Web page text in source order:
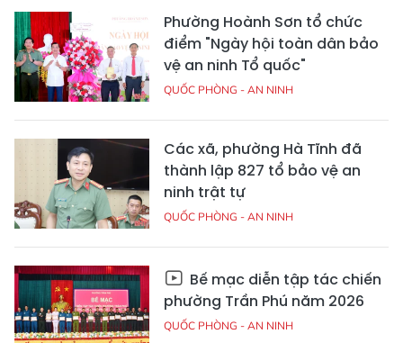
Phường Hoành Sơn tổ chức
điểm "Ngày hội toàn dân bảo
vệ an ninh Tổ quốc"
QUỐC PHÒNG - AN NINH
Các xã, phường Hà Tĩnh đã
thành lập 827 tổ bảo vệ an
ninh trật tự
QUỐC PHÒNG - AN NINH
Bế mạc diễn tập tác chiến
phường Trần Phú năm 2026
QUỐC PHÒNG - AN NINH